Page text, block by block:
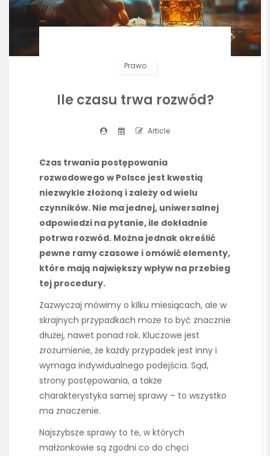
Prawo
Ile czasu trwa rozwód?
Article
Czas trwania postępowania
rozwodowego w Polsce jest kwestią
niezwykle złożoną i zależy od wielu
czynników. Nie ma jednej, uniwersalnej
odpowiedzi na pytanie, ile dokładnie
potrwa rozwód. Można jednak określić
pewne ramy czasowe i omówić elementy,
które mają największy wpływ na przebieg
tej procedury.
Zazwyczaj mówimy o kilku miesiącach, ale w
skrajnych przypadkach może to być znacznie
dłużej, nawet ponad rok. Kluczowe jest
zrozumienie, że każdy przypadek jest inny i
wymaga indywidualnego podejścia. Sąd,
strony postępowania, a także
charakterystyka samej sprawy – to wszystko
ma znaczenie.
Najszybsze sprawy to te, w których
małżonkowie są zgodni co do chęci